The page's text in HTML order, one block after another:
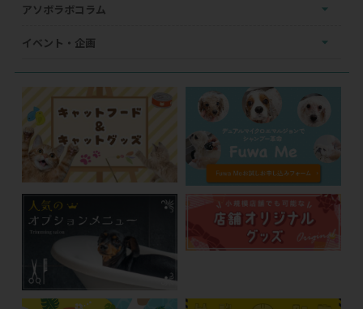
アソボラボコラム
イベント・企画